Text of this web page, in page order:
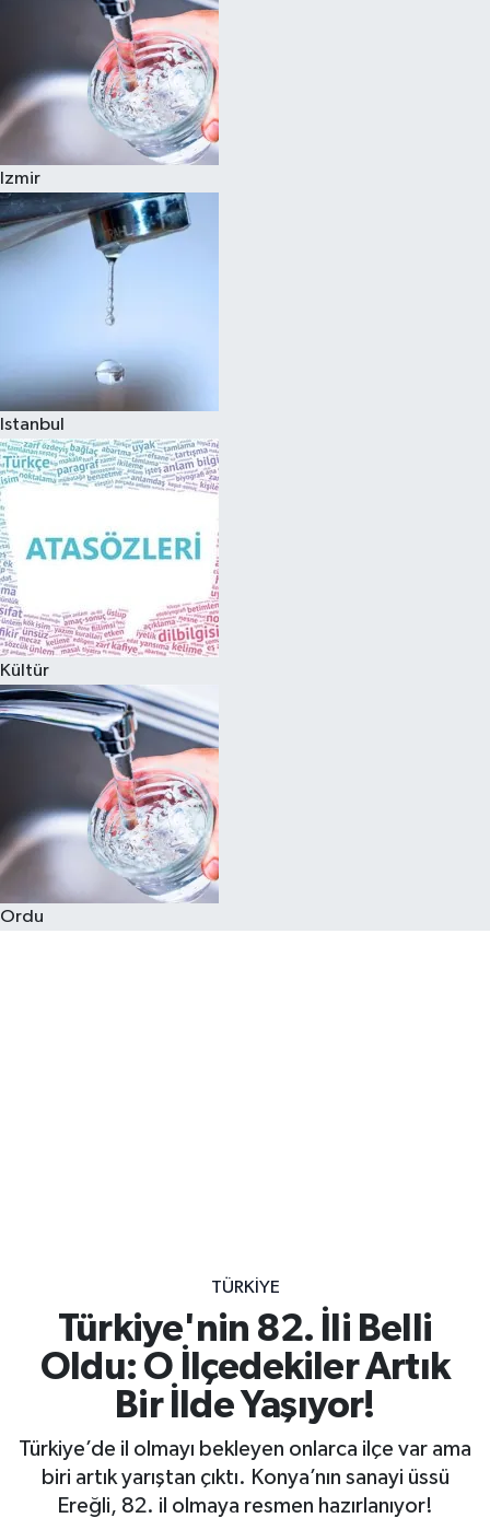
Izmir
Istanbul
Kültür
Ordu
TÜRKİYE
Türkiye'nin 82. İli Belli
Oldu: O İlçedekiler Artık
Bir İlde Yaşıyor!
Türkiye’de il olmayı bekleyen onlarca ilçe var ama
biri artık yarıştan çıktı. Konya’nın sanayi üssü
Ereğli, 82. il olmaya resmen hazırlanıyor!